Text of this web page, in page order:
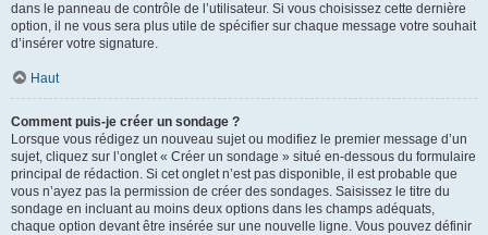
dans le panneau de contrôle de l’utilisateur. Si vous choisissez cette dernière
option, il ne vous sera plus utile de spécifier sur chaque message votre souhait
d’insérer votre signature.
Haut
Comment puis-je créer un sondage ?
Lorsque vous rédigez un nouveau sujet ou modifiez le premier message d’un
sujet, cliquez sur l’onglet « Créer un sondage » situé en-dessous du formulaire
principal de rédaction. Si cet onglet n’est pas disponible, il est probable que
vous n’ayez pas la permission de créer des sondages. Saisissez le titre du
sondage en incluant au moins deux options dans les champs adéquats,
chaque option devant être insérée sur une nouvelle ligne. Vous pouvez définir